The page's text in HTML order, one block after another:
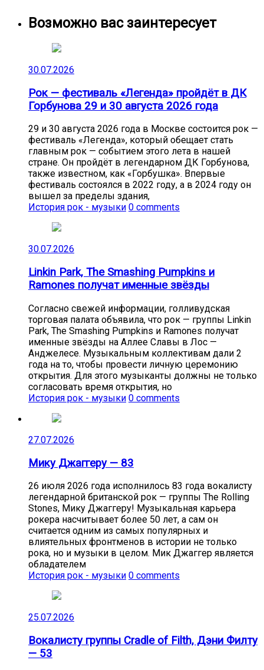
Возможно вас заинтересует
30.07.2026
Рок — фестиваль «Легенда» пройдёт в ДК
Горбунова 29 и 30 августа 2026 года
29 и 30 августа 2026 года в Москве состоится рок —
фестиваль «Легенда», который обещает стать
главным рок — событием этого лета в нашей
стране. Он пройдёт в легендарном ДК Горбунова,
также известном, как «Горбушка». Впервые
фестиваль состоялся в 2022 году, а в 2024 году он
вышел за пределы здания,
История рок - музыки 0 comments
30.07.2026
Linkin Park, The Smashing Pumpkins и
Ramones получат именные звёзды
Согласно свежей информации, голливудская
торговая палата объявила, что рок — группы Linkin
Park, The Smashing Pumpkins и Ramones получат
именные звёзды на Аллее Славы в Лос —
Анджелесе. Музыкальным коллективам дали 2
года на то, чтобы провести личную церемонию
открытия. Для этого музыканты должны не только
согласовать время открытия, но
История рок - музыки 0 comments
27.07.2026
Мику Джаггеру — 83
26 июля 2026 года исполнилось 83 года вокалисту
легендарной британской рок — группы The Rolling
Stones, Мику Джаггеру! Музыкальная карьера
рокера насчитывает более 50 лет, а сам он
считается одним из самых популярных и
влиятельных фронтменов в истории не только
рока, но и музыки в целом. Мик Джаггер является
обладателем
История рок - музыки 0 comments
25.07.2026
Вокалисту группы Cradle of Filth, Дэни Филту
— 53